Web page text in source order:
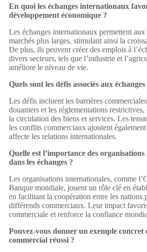
En quoi les échanges internationaux
développement économique ?
Les échanges internationaux permettent aux
marchés plus larges, stimulant ainsi la
De plus, ils peuvent créer des emplois à
divers secteurs, tels que l’industrie et
améliore le niveau de vie.
Quels sont les défis associés aux
Les défis incluent les barrières
douaniers et les réglementations
la circulation des biens et services. Les
les conflits commerciaux ajoutent
affecte les relations internationales.
Quelle est l’importance des
dans les échanges ?
Les organisations internationales, comme
Banque mondiale, jouent un rôle clé en
en facilitant la coopération entre les nations
différends commerciaux. Leur impact
commerciale et renforce la confiance
Pouvez-vous donner un exemple concret
commercial réussi ?